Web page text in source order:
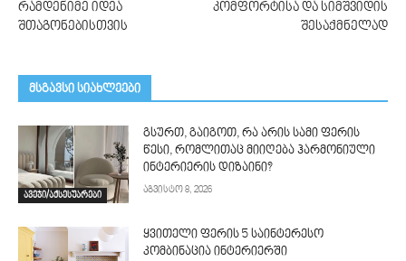
რამდენიმე იდეა
შთაგონებისთვის
კომფორტისა და სიმშვიდის
შესაქმნელად
მსგავსი სიახლეები
ავეჯი/აქსესუარები
გსურთ, გაიგოთ, რა არის სამი ფერის
წესი, რომლითაც მიიღება ჰარმონიული
ინტერიერის დიზაინი?
აგვისტო 8, 2026
ყვითელი ფერის 5 საინტერესო
კომბინაცია ინტერიერში